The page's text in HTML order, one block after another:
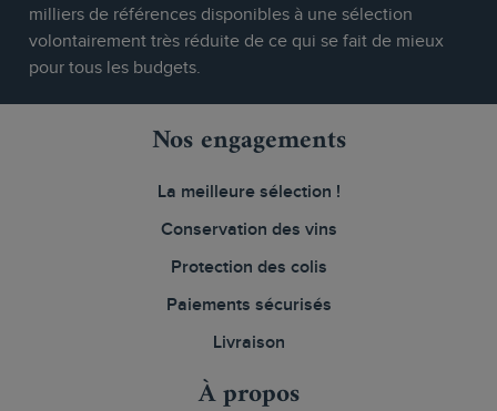
milliers de références disponibles à une sélection
volontairement très réduite de ce qui se fait de mieux
pour tous les budgets.
Nos engagements
La meilleure sélection !
Conservation des vins
Protection des colis
Paiements sécurisés
Livraison
À propos